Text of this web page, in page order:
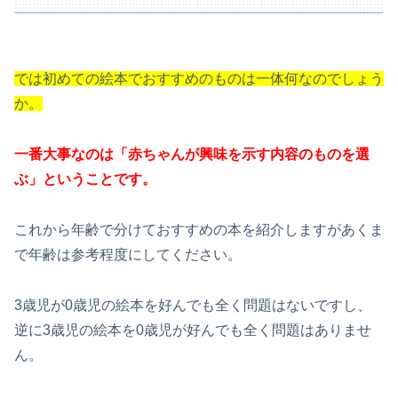
では初めての絵本でおすすめのものは一体何なのでしょう
か。
一番大事なのは「赤ちゃんが興味を示す内容のものを選
ぶ」 ということです。
これから年齢で分けておすすめの本を紹介しますがあくま
で年齢は参考程度にしてください。
3歳児が0歳児の絵本を好んでも全く問題はないですし、
逆に3歳児の絵本を0歳児が好んでも全く問題はありませ
ん。